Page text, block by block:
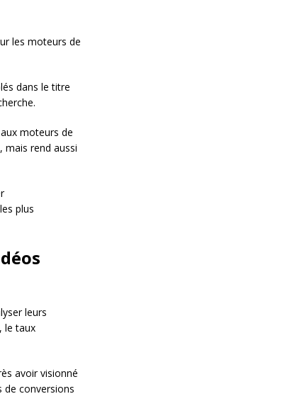
les moteurs de
dans le titre
moteurs de
mais rend aussi
plus
leurs
le taux
avoir visionné
de conversions